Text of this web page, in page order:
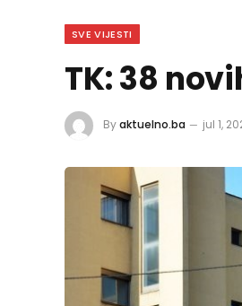
SVE VIJESTI
TK: 38
Byaktuelno.ba jul 1,